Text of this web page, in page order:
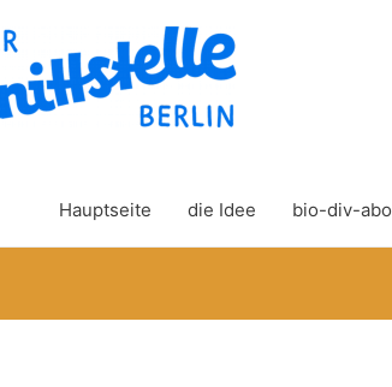
Hauptseite die Idee bio-div-abo